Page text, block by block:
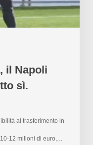
il Napoli
sì.
al trasferimento in
12 milioni di euro,…